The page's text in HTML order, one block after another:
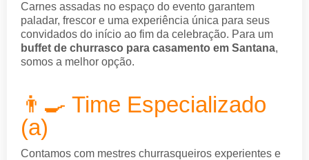
Carnes assadas no espaço do evento garantem
paladar, frescor e uma experiência única para seus
convidados do início ao fim da celebração. Para um
buffet de churrasco para casamento em Santana,
somos a melhor opção.
👨‍🍳 Time Especializado
(a)
Contamos com mestres churrasqueiros experientes e